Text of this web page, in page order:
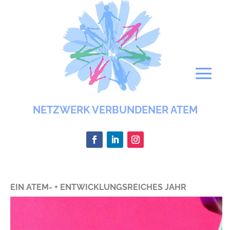
NETZWERK VERBUNDENER ATEM
EIN ATEM- + ENTWICKLUNGSREICHES JAHR